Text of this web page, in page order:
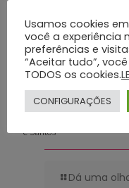
e Santos
Dá uma
Usamos cookies
você a experiência
preferências e
“Aceitar tudo”,
TODOS os cookies.
CONFIGURAÇÕES